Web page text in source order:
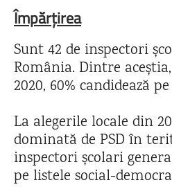
Împărțirea
Sunt 42 de inspectori
România. Dintre
2020, 60% candidează
La alegerile locale din
dominată de PSD în
inspectori școlari
pe listele social-